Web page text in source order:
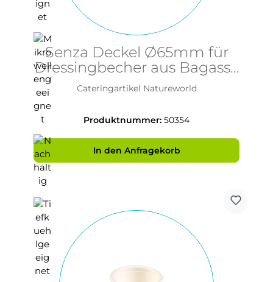
Senza Deckel Ø65mm für
Dressingbecher aus Bagasse
- PFAS-frei & nachhaltig
Cateringartikel Natureworld
Produktnummer: 50354
In den Anfragekorb